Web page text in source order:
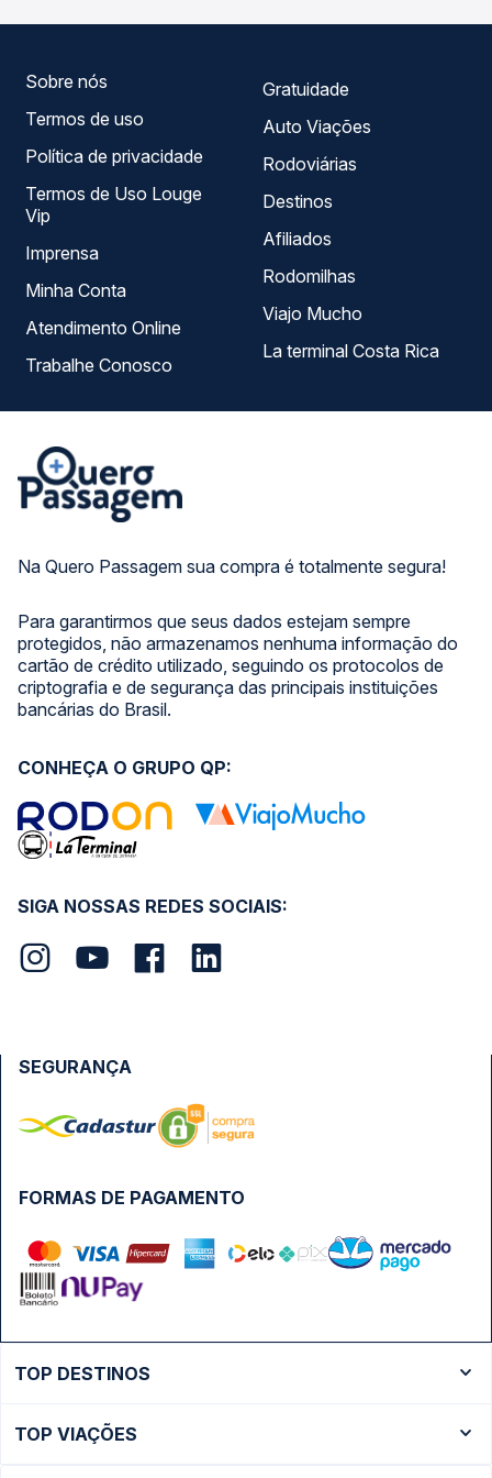
Na Quero Passagem sua compra é totalmente segura!
Para garantirmos que seus dados estejam sempre
protegidos, não armazenamos nenhuma informação do
cartão de crédito utilizado, seguindo os protocolos de
criptografia e de segurança das principais instituições
bancárias do Brasil.
Sobre nós
Termos de uso
Política de privacidade
Termos de Uso Louge
Vip
Imprensa
Minha Conta
Atendimento Online
Trabalhe Conosco
Gratuidade
Auto Viações
Rodoviárias
Destinos
Afiliados
Rodomilhas
Viajo Mucho
La terminal Costa Rica
SIGA NOSSAS REDES SOCIAIS:
CONHEÇA O GRUPO QP:
FORMAS DE PAGAMENTO
SEGURANÇA
TOP DESTINOS
Ônibus São Paulo
TOP VIAÇÕES